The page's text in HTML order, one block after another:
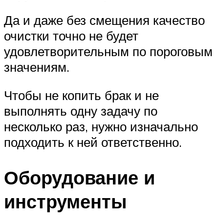
Да и даже без смещения качество
очистки точно не будет
удовлетворительным по пороговым
значениям.
Чтобы не копить брак и не
выполнять одну задачу по
несколько раз, нужно изначально
подходить к ней ответственно.
Оборудование и
инструменты